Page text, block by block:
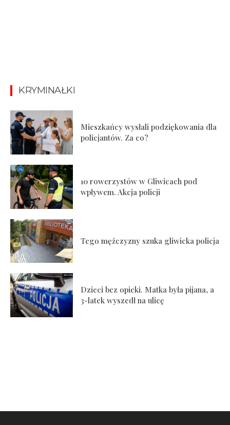
KRYMINAŁKI
Mieszkańcy wysłali podziękowania dla
policjantów. Za co?
10 rowerzystów w Gliwicach pod
wpływem. Akcja policji
Tego mężczyzny szuka gliwicka policja
Dzieci bez opieki. Matka była pijana, a
3-latek wyszedł na ulicę